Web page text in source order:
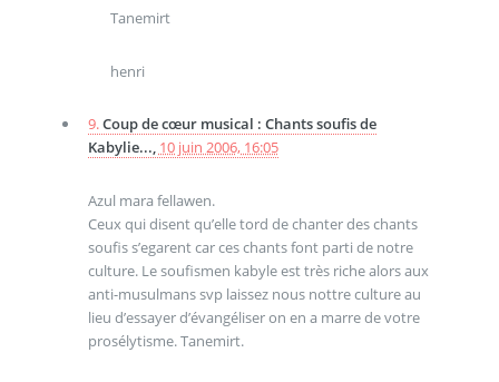
Tanemirt
henri
9.Coup de cœur musical : Chants soufis de
Kabylie..., 10 juin 2006, 16:05
Azul mara fellawen.
Ceux qui disent qu’elle tord de chanter des chants
soufis s’egarent car ces chants font parti de notre
culture. Le soufismen kabyle est très riche alors aux
anti-musulmans svp laissez nous nottre culture au
lieu d’essayer d’évangéliser on en a marre de votre
prosélytisme. Tanemirt.